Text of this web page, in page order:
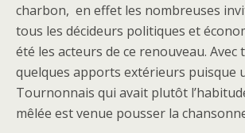
charbon, en effet les nombreuses
tous les décideurs politiques et
été les acteurs de ce renouveau. Avec
quelques apports extérieurs puisque
Tournonnais qui avait plutôt
mêlée est venue pousser la